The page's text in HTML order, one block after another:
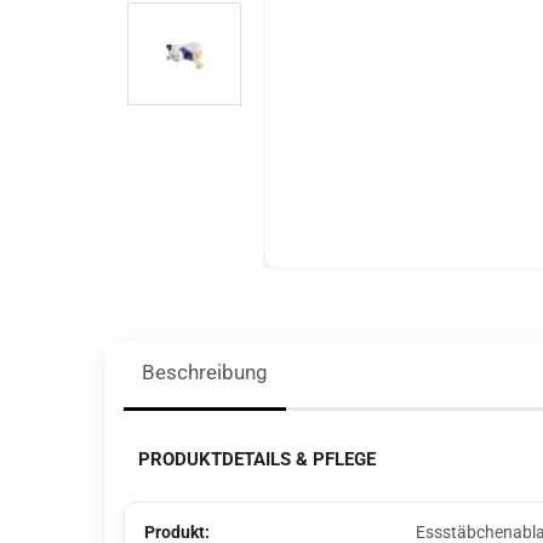
Beschreibung
PRODUKTDETAILS & PFLEGE
Produkt: